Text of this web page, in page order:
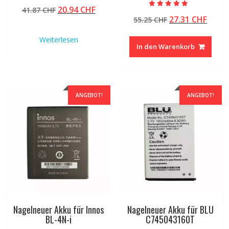
5.00
von 5
41.87CHF Ursprünglicher
41.87 CHF
20.94CHFAktueller
Weiterlesen
5.00
von 5
55.25CHF Ursprünglicher
war:
55.25 CHF
27.31 CHF
In den Warenkorb
ANGEBOT!
Nagelneuer Akku für Innos
BL-4N-i
ANGEBOT!
Nagelneuer Akku für BLU
C745043160T